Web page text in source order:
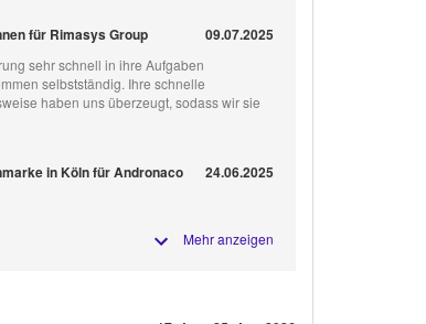
für Rimasys Group 09.07.2025
sehr schnell in ihre Aufgaben
selbstständig. Ihre schnelle
haben uns überzeugt, sodass wir sie
in Köln für Andronaco
24.06.2025
Mehr anzeigen